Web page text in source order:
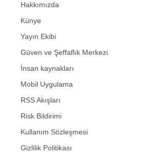
Hakkımızda
Künye
Yayın Ekibi
Güven ve Şeffaflık Merkezi
İnsan kaynakları
Mobil Uygulama
RSS Akışları
Risk Bildirimi
Kullanım Sözleşmesi
Gizlilik Politikası